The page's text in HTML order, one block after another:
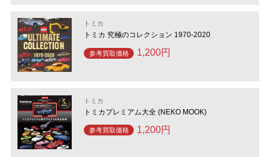
トミカ
トミカ 究極のコレクション 1970-2020
参考買取価格 1,200円
トミカ
トミカプレミアム大全 (NEKO MOOK)
参考買取価格 1,200円